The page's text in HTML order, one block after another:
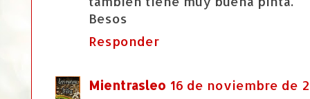
Besos
Responder
Mientrasleo 16 de noviembre de